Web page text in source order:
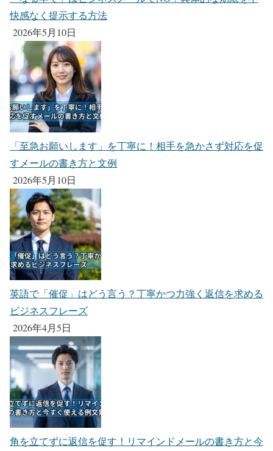
快感なく提示する方法
2026年5月10日
「至急お願いします」を丁寧に！相手を急かさず対応を促
すメールの書き方と文例
2026年5月10日
英語で「催促」はどう言う？丁寧かつ力強く返信を求める
ビジネスフレーズ
2026年4月5日
角を立てずに返信を促す！リマインドメールの書き方と今